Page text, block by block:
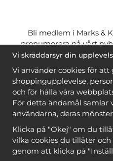
Bli medlem i Marks &
prenumerera på vårt
ner många mönster
när du handlar garn till
är
gratis när
Bli
Vi skräddarsyr din
Vi använder cookies för att
shoppingupplevelse,
och för hålla våra
För detta ändamål samlar
användarna, deras
Klicka på "Okej" om du
vilka cookies du tillåter
genom att klicka på